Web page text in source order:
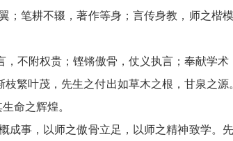
笔耕不辍，著作等身；言传身教，师之楷
附权贵；铿锵傲骨，仗义执言；奉献学术
繁叶茂，先生之付出如草木之根，甘泉之源
命之辉煌。
事，以师之傲骨立足，以师之精神致学。